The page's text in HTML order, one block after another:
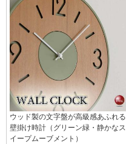
ウッド製の文字盤が高級感あふれる
壁掛け時計（グリーン緑・静かなス
イープムーブメント）